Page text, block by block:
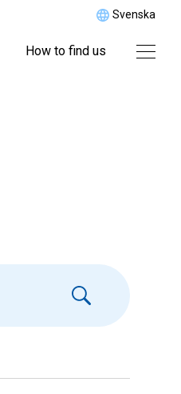
Svenska
How to find us